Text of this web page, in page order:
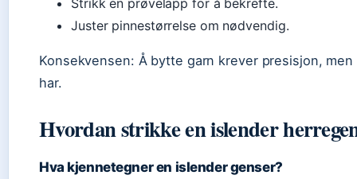
Strikk en prøvelapp for å bekrefte.
Juster pinnestørrelse om nødvendig.
Konsekvensen: Å bytte garn krever presisjon,
har.
Hvordan strikke en islender
Hva kjennetegner en islender genser?